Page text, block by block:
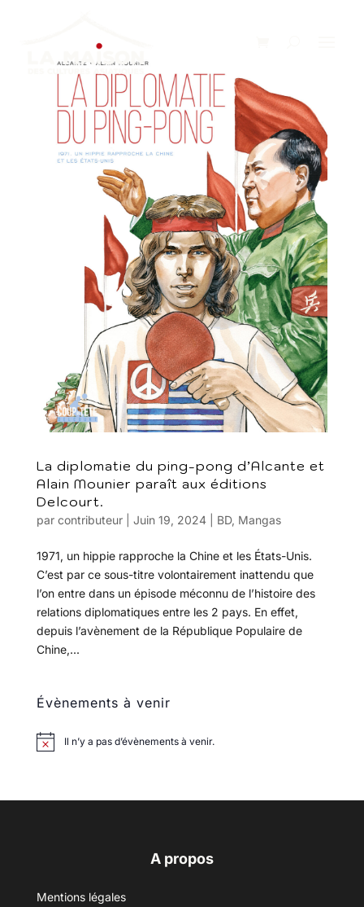
La diplomatie du ping-pong d’Alcante et
Alain Mounier paraît aux éditions
Delcourt.
par contributeur| Juin 19, 2024| BD, Mangas
1971, un hippie rapproche la Chine et les États-Unis.
C’est par ce sous-titre volontairement inattendu que
l’on entre dans un épisode méconnu de l’histoire des
relations diplomatiques entre les 2 pays. En effet,
depuis l’avènement de la République Populaire de
Chine,...
Évènements à venir
Il n’y a pas d’évènements à venir.
A propos
Mentions légales